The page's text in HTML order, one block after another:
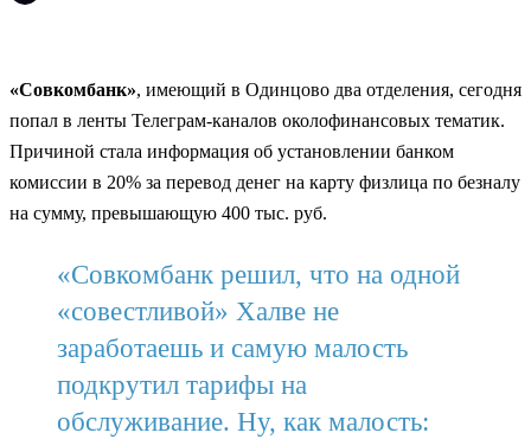
«Совкомбанк», имеющий в Одинцово два отделения, сегодня
попал в ленты Телеграм-каналов околофинансовых тематик.
Причиной стала информация об установлении банком
комиссии в 20% за перевод денег на карту физлица по безналу
на сумму, превышающую 400 тыс. руб.
«Совкомбанк решил, что на одной
«совестливой» Халве не
заработаешь и самую малость
подкрутил тарифы на
обслуживание. Ну, как малость: